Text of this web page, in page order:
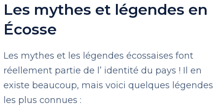
Les mythes et légendes en
Écosse
Les mythes et les légendes écossaises font
réellement partie de l’ identité du pays ! Il en
existe beaucoup, mais voici quelques légendes
les plus connues :